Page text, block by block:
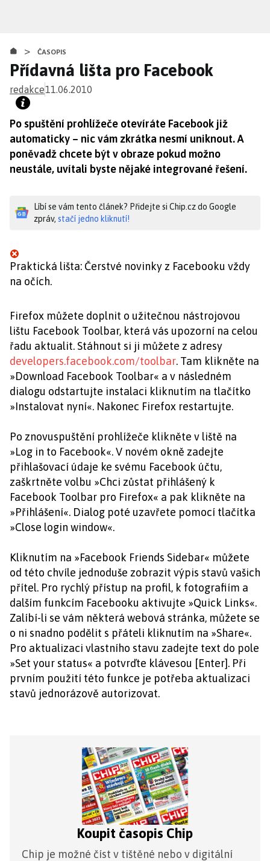
obsahu
> ČASOPIS
Přídavná lišta pro Facebook
redakce11.06.2010
Po spuštění prohlížeče otevíráte Facebook již
automaticky – nic vám zkrátka nesmí uniknout. A
poněvadž chcete být v obraze pokud možno
neustále, uvítali byste nějaké integrované řešení.
Líbí se vám tento článek? Přidejte si Chip.cz do Google
zpráv, stačí jedno kliknutí!
Praktická lišta: Čerstvé novinky z Facebooku vždy
na očích.
Firefox můžete doplnit o užitečnou nástrojovou
lištu Facebook Toolbar, která vás upozorní na celou
řadu aktualit. Stáhnout si ji můžete z adresy
developers.facebook.com/toolbar. Tam klikněte na
»Download Facebook Toolbar« a v následném
dialogu odstartujte instalaci kliknutím na tlačítko
»Instalovat nyní«. Nakonec Firefox restartujte.
Po znovuspuštění prohlížeče klikněte v liště na
»Log in to Facebook«. V novém okně zadejte
přihlašovací údaje ke svému Facebook účtu,
zaškrtněte volbu »Chci zůstat přihlášený k
Facebook Toolbar pro Firefox« a pak klikněte na
»Přihlášení«. Dialog poté uzavřete pomocí tlačítka
»Close login window«.
Kliknutím na »Facebook Friends Sidebar« můžete
od této chvíle jednoduše zobrazit výpis stavů vašich
přítel. Pro rychlý přístup na profil, k fotografiím a
dalším funkcím Facebooku aktivujte »Quick Links«.
Zalíbí-li se vám některá webová stránka, můžete se
o ni snadno podělit s přáteli kliknutím na »Share«.
Pro aktualizaci vlastního stavu zadejte text do pole
»Set your status« a potvrďte klávesou [Enter]. Při
prvním použití této funkce je potřeba aktualizaci
stavů jednorázově autorizovat.
Koupit časopis Chip
Chip je možné číst v tištěné nebo v digitální